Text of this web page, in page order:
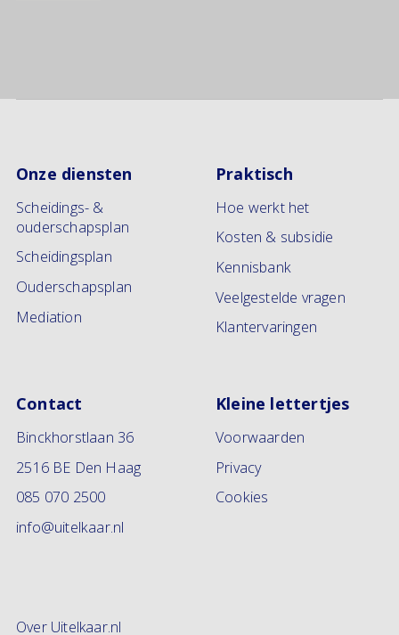
Onze diensten
Scheidings- &
ouderschapsplan
Scheidingsplan
Ouderschapsplan
Mediation
Praktisch
Hoe werkt het
Kosten & subsidie
Kennisbank
Veelgestelde vragen
Klantervaringen
Contact
Binckhorstlaan 36
2516 BE Den Haag
085 070 2500
info@uitelkaar.nl
Kleine lettertjes
Voorwaarden
Privacy
Cookies
Over Uitelkaar.nl